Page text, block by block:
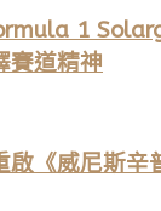
1
賽道精神
啟《威尼斯辛